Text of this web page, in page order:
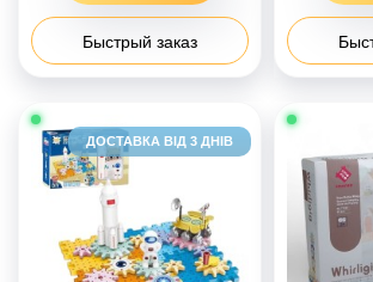
Быстрый заказ
ДОСТАВКА ВІД 3 ДНІВ